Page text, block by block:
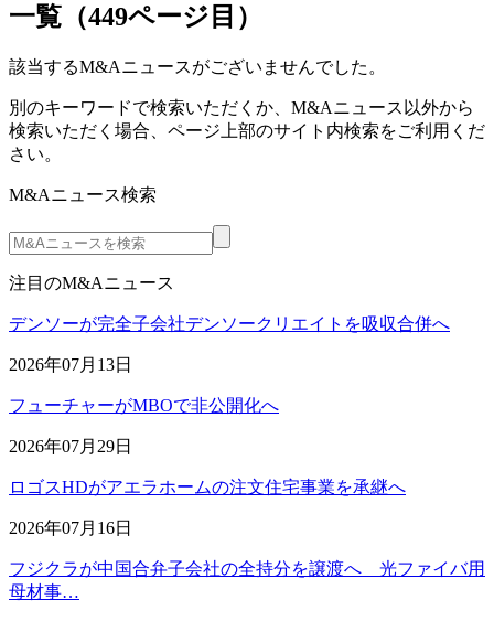
一覧（449ページ目）
該当するM&Aニュースがございませんでした。
別のキーワードで検索いただくか、M&Aニュース以外から
検索いただく場合、ページ上部のサイト内検索をご利用くだ
さい。
M&Aニュース検索
注目のM&Aニュース
デンソーが完全子会社デンソークリエイトを吸収合併へ
2026年07月13日
フューチャーがMBOで非公開化へ
2026年07月29日
ロゴスHDがアエラホームの注文住宅事業を承継へ
2026年07月16日
フジクラが中国合弁子会社の全持分を譲渡へ 光ファイバ用
母材事…